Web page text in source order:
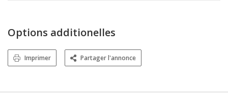
Options additionelles
Imprimer Partager l'annonce